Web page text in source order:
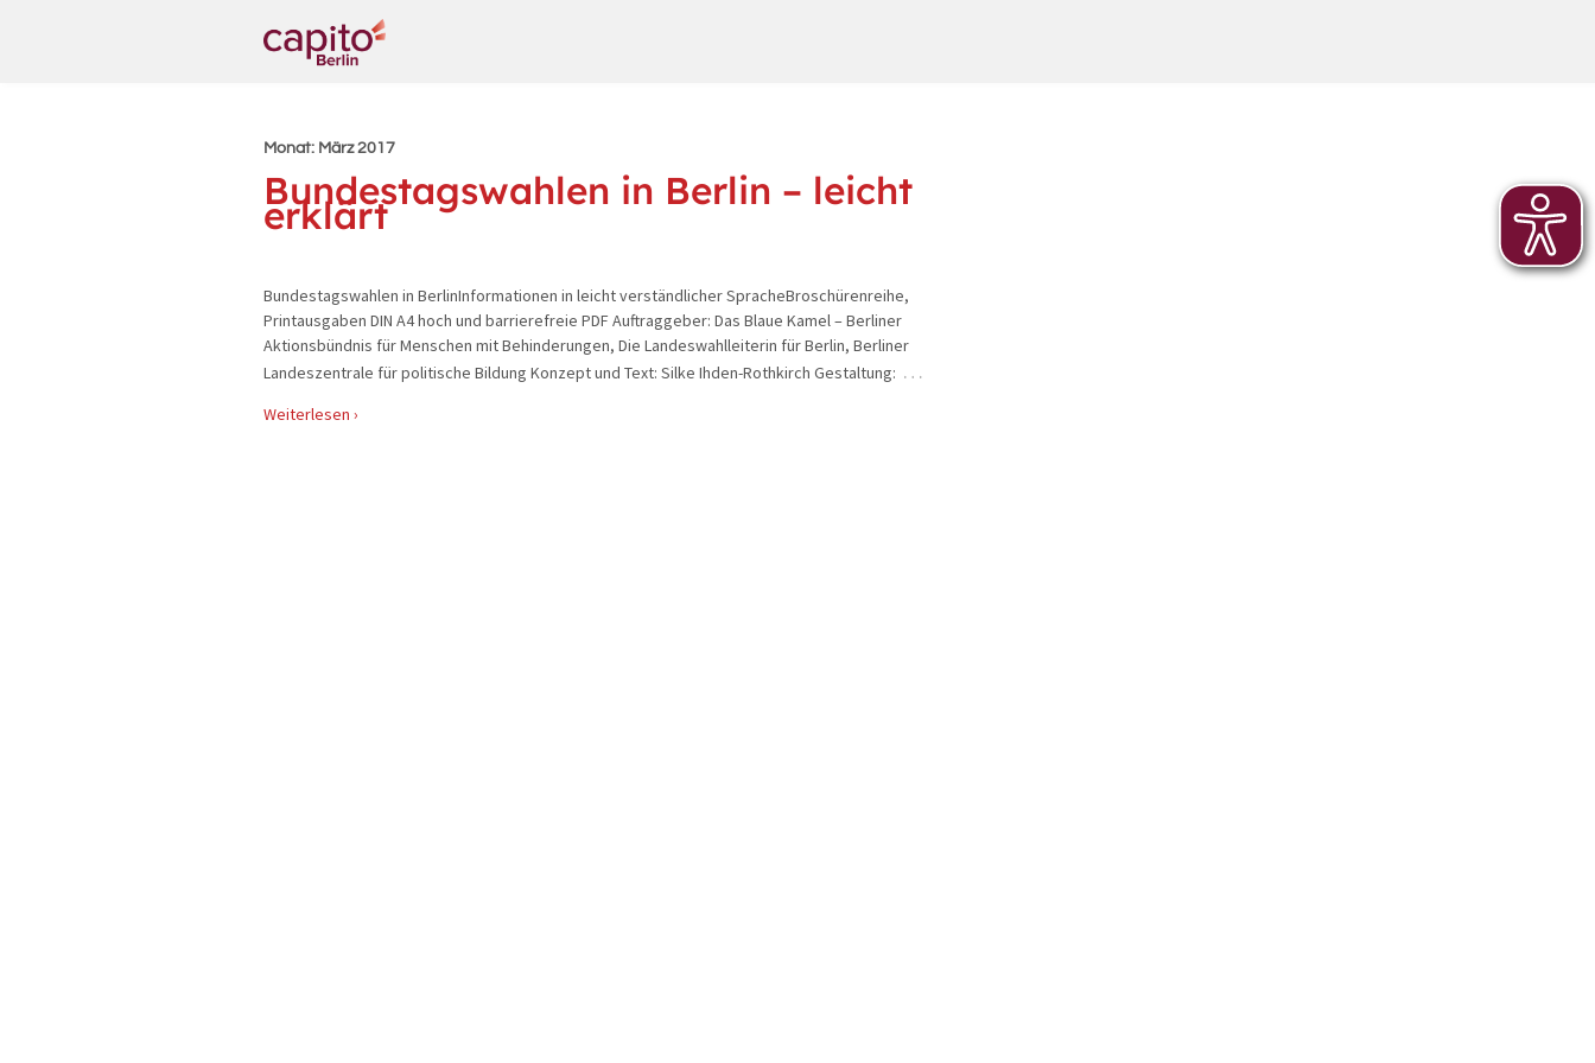
Monat: März 2017
Bundestagswahlen in Berlin – leicht
erklärt
Bundestagswahlen in BerlinInformationen in leicht verständlicher SpracheBroschürenreihe,
Printausgaben DIN A4 hoch und barrierefreie PDF Auftraggeber: Das Blaue Kamel – Berliner
Aktionsbündnis für Menschen mit Behinderungen, Die Landeswahlleiterin für Berlin, Berliner
Landeszentrale für politische Bildung Konzept und Text: Silke Ihden-Rothkirch Gestaltung: …
Weiterlesen ›